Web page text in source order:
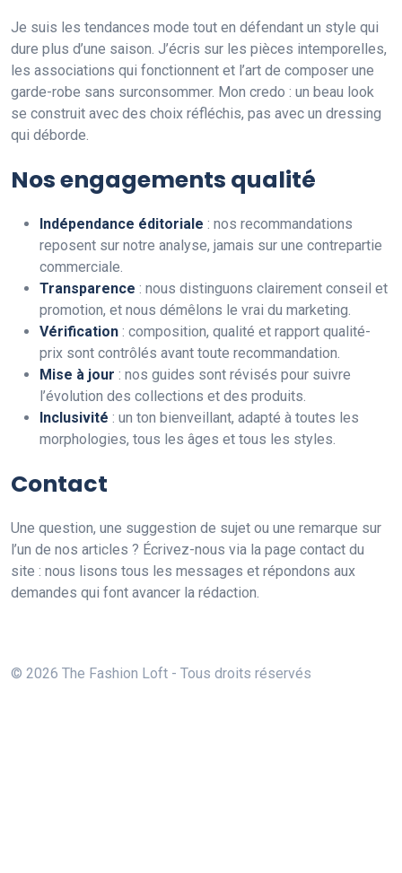
Je suis les tendances mode tout en défendant un style qui
dure plus d’une saison. J’écris sur les pièces intemporelles,
les associations qui fonctionnent et l’art de composer une
garde-robe sans surconsommer. Mon credo : un beau look
se construit avec des choix réfléchis, pas avec un dressing
qui déborde.
Nos engagements qualité
Indépendance éditoriale : nos recommandations
reposent sur notre analyse, jamais sur une contrepartie
commerciale.
Transparence : nous distinguons clairement conseil et
promotion, et nous démêlons le vrai du marketing.
Vérification : composition, qualité et rapport qualité-
prix sont contrôlés avant toute recommandation.
Mise à jour : nos guides sont révisés pour suivre
l’évolution des collections et des produits.
Inclusivité : un ton bienveillant, adapté à toutes les
morphologies, tous les âges et tous les styles.
Contact
Une question, une suggestion de sujet ou une remarque sur
l’un de nos articles ? Écrivez-nous via la page contact du
site : nous lisons tous les messages et répondons aux
demandes qui font avancer la rédaction.
© 2026 The Fashion Loft - Tous droits réservés